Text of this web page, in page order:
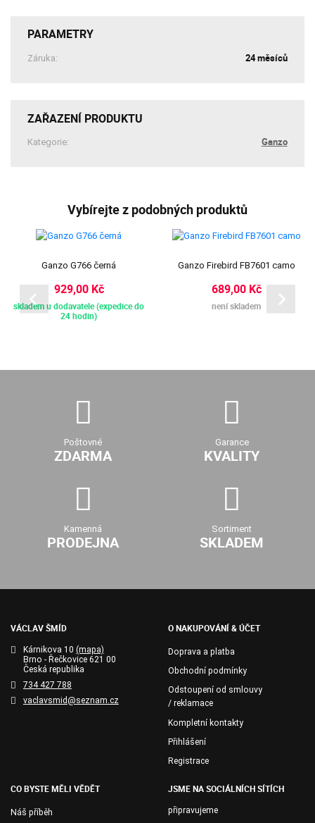
PARAMETRY
Záruka: 24 měsíců
ZAŘAZENÍ PRODUKTU
Kategorie: Ganzo
Vybírejte z podobných produktů
Ganzo G766 černá
929,00 Kč
skladem u dodavatele (expedice do
24 hodin)
Ganzo Firebird FB7601 camo
689,00 Kč
není skladem
Poštovné
ZDARMA
Garance
KVALITY
Kamenná
PRODEJNA
Sortiment
SKLADEM
VÁCLAV ŠMÍD
Kárnikova 10 (mapa)
Brno - Řečkovice 621 00
Česká republika
734 427 788
vaclavsmid@seznam.cz
O NAKUPOVÁNÍ & ÚČET
Doprava a platba
Obchodní podmínky
Odstoupení od smlouvy
/ reklamace
Kompletní kontakty
Přihlášení
Registrace
CO BYSTE MĚLI VĚDĚT
Náš příběh
JSME NA SOCIÁLNÍCH SÍTÍCH
připravujeme